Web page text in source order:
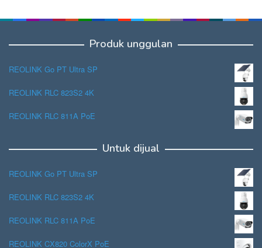
Produk unggulan
REOLINK Go PT Ultra SP
REOLINK RLC 823S2 4K
REOLINK RLC 811A PoE
Untuk dijual
REOLINK Go PT Ultra SP
REOLINK RLC 823S2 4K
REOLINK RLC 811A PoE
REOLINK CX820 ColorX PoE